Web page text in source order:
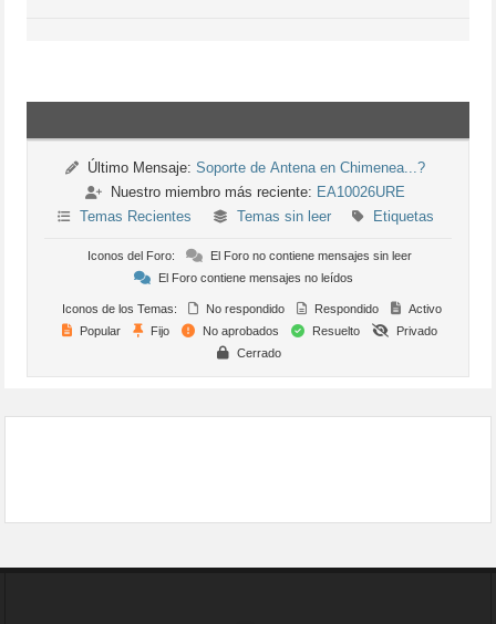
Último Mensaje: Soporte de Antena en Chimenea...?
Nuestro miembro más reciente: EA10026URE
Temas Recientes
Temas sin leer Etiquetas
Iconos del Foro:
El Foro no contiene mensajes sin leer
El Foro contiene mensajes no leídos
Iconos de los Temas: No respondido Respondido
Activo
Popular
Fijo No aprobados Resuelto
Privado
Cerrado